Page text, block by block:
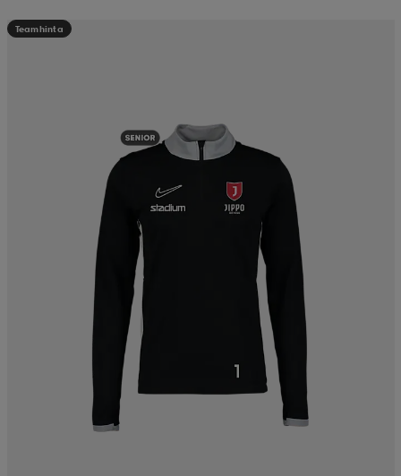
Teamhinta